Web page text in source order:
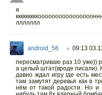
я
ллллллл
android_56 ○ 09:13
пересматриваю раз 10 уже))
а целый штат(вроде писали).
давно ждал игру где есть
там замутят деревья как в
нём от такой радости. Но и